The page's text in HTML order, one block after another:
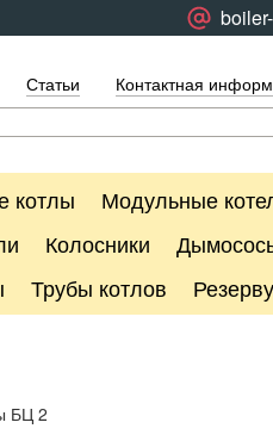
Статьи Контактная
котлы Модульные
Колосники
Трубы котлов
БЦ 2